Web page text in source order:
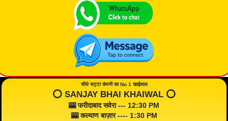
सीधे सट्टा कंपनी का No 1 खाईवाल
⭕️ SANJAY BHAI KHAIWAL ⭕️
🎰 फरीदाबाद सवेरा --- 12:30 PM
🎰 कल्याण बाज़ार ---- 1:30 PM